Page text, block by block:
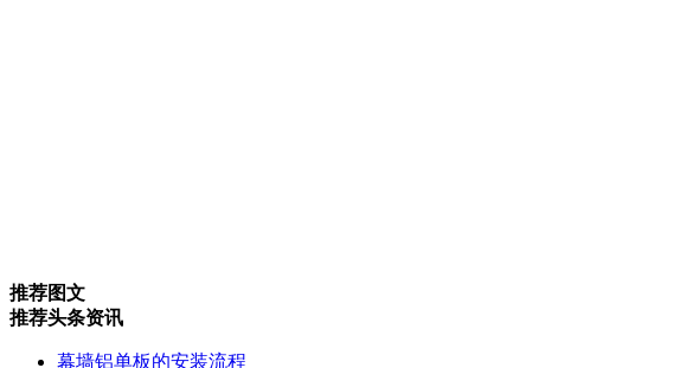
推荐图文
推荐头条资讯
幕墙铝单板的安装流程